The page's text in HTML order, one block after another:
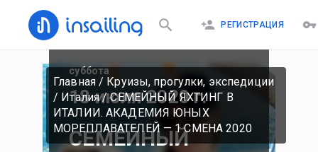
РЕГИСТРАЦИЯ
Главная/ Круизы, прогулки, экспедиции
/ Италия/СЕМЕЙНЫЙ ЯХТИНГ В
ИТАЛИИ. АКАДЕМИЯ ЮНЫХ
МОРЕПЛАВАТЕЛЕЙ — 1 СМЕНА 2020
суббота
18 июля 2020 г.
СЕМЕЙНЫЙ